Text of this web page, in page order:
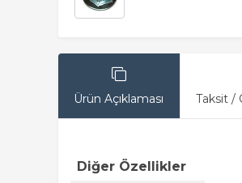
Ürün Açıklaması Taksit /
Diğer Özellikler